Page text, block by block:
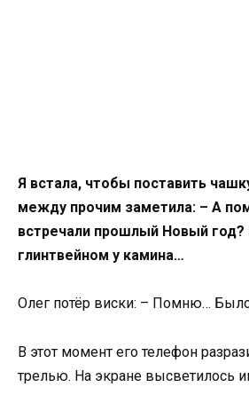
Я встала, чтобы поставить
между прочим заметила: – А
встречали прошлый Новый
глинтвейном у камина…
Олег потёр виски: – Помню…
В этот момент его телефон
трелью. На экране высветилось